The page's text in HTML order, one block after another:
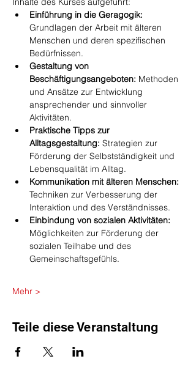
Einführung in die Geragogik:
Grundlagen der Arbeit mit älteren
Menschen und deren spezifischen
Bedürfnissen.
Gestaltung von
Beschäftigungsangeboten: Methoden
und Ansätze zur Entwicklung
ansprechender und sinnvoller
Aktivitäten.
Praktische Tipps zur
Alltagsgestaltung: Strategien zur
Förderung der Selbstständigkeit und
Lebensqualität im Alltag.
Kommunikation mit älteren Menschen:
Techniken zur Verbesserung der
Interaktion und des Verständnisses.
Einbindung von sozialen Aktivitäten:
Möglichkeiten zur Förderung der
sozialen Teilhabe und des
Gemeinschaftsgefühls.
Mehr >
Teile diese Veranstaltung